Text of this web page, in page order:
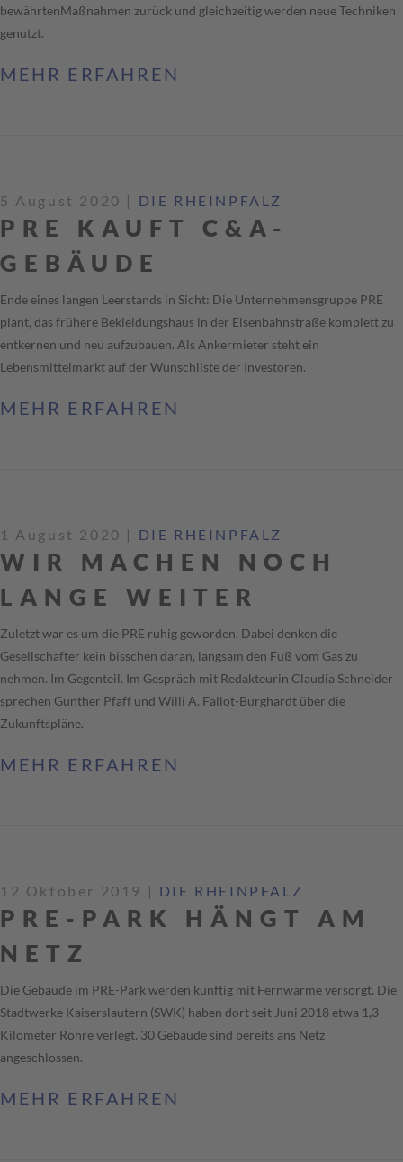
bewährtenMaßnahmen zurück und gleichzeitig werden neue Techniken
genutzt.
MEHR ERFAHREN
5 August 2020 | DIE RHEINPFALZ
PRE KAUFT C&A-
GEBÄUDE
Ende eines langen Leerstands in Sicht: Die Unternehmensgruppe PRE
plant, das frühere Bekleidungshaus in der Eisenbahnstraße komplett zu
entkernen und neu aufzubauen. Als Ankermieter steht ein
Lebensmittelmarkt auf der Wunschliste der Investoren.
MEHR ERFAHREN
1 August 2020 | DIE RHEINPFALZ
WIR MACHEN NOCH
LANGE WEITER
Zuletzt war es um die PRE ruhig geworden. Dabei denken die
Gesellschafter kein bisschen daran, langsam den Fuß vom Gas zu
nehmen. Im Gegenteil. Im Gespräch mit Redakteurin Claudia Schneider
sprechen Gunther Pfaff und Willi A. Fallot-Burghardt über die
Zukunftspläne.
MEHR ERFAHREN
12 Oktober 2019 | DIE RHEINPFALZ
PRE-PARK HÄNGT AM
NETZ
Die Gebäude im PRE-Park werden künftig mit Fernwärme versorgt. Die
Stadtwerke Kaiserslautern (SWK) haben dort seit Juni 2018 etwa 1,3
Kilometer Rohre verlegt. 30 Gebäude sind bereits ans Netz
angeschlossen.
MEHR ERFAHREN